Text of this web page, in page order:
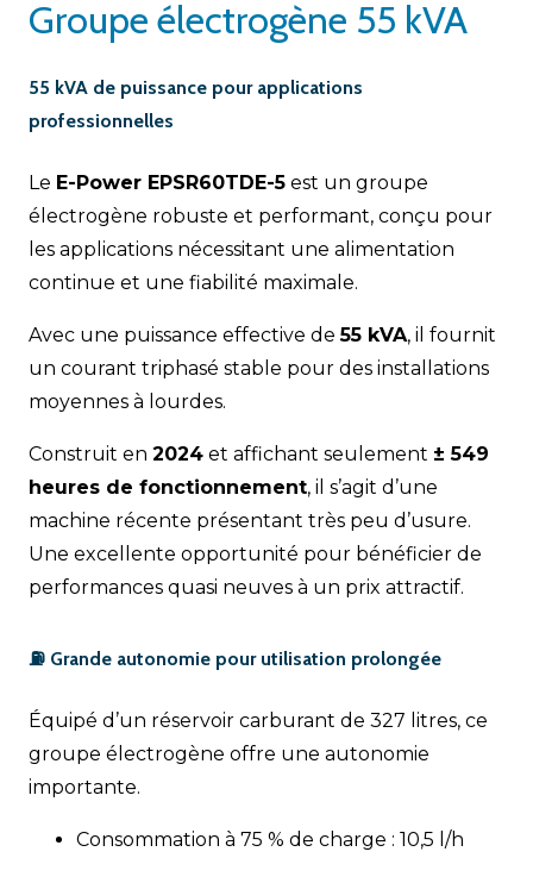
Groupe électrogène 55 kVA
55 kVA de puissance pour applications
professionnelles
Le E-Power EPSR60TDE-5 est un groupe
électrogène robuste et performant, conçu pour
les applications nécessitant une alimentation
continue et une fiabilité maximale.
Avec une puissance effective de55 kVA, il fournit
un courant triphasé stable pour des installations
moyennes à lourdes.
Construit en 2024 et affichant seulement ± 549
heures de fonctionnement, il s’agit d’une
machine récente présentant très peu d’usure.
Une excellente opportunité pour bénéficier de
performances quasi neuves à un prix attractif.
⛽ Grande autonomie pour utilisation prolongée
Équipé d’un réservoir carburant de 327 litres, ce
groupe électrogène offre une autonomie
importante.
Consommation à 75 % de charge : 10,5 l/h